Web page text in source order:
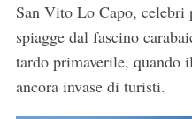
San Vito Lo Capo, celebri
spiagge dal fascino
tardo primaverile, quando
ancora invase di turisti.
c
a
: